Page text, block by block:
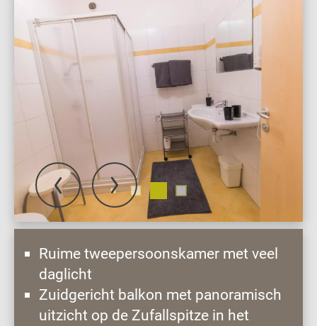
Ruime tweepersoonskamer met veel
daglicht
Zuidgericht balkon met panoramisch
uitzicht op de Zufallspitze in het